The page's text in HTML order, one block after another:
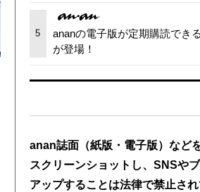
5
ananの電子版が定期購読でき
が登場！
anan誌面（紙版・電子版）など
スクリーンショットし、SNSや
アップすることは法律で禁止され